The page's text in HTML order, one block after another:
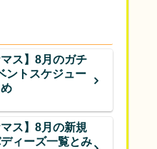
マス】8月のガチ
ントスケジュー
マス】8月の新規
ィーズ一覧とみ